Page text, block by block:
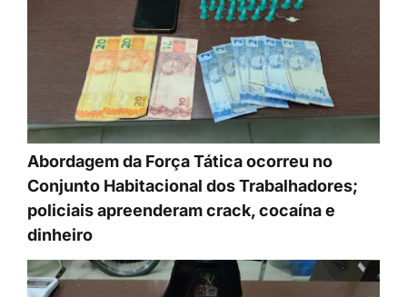
Abordagem da Força Tática ocorreu no
Conjunto Habitacional dos Trabalhadores;
policiais apreenderam crack, cocaína e
dinheiro